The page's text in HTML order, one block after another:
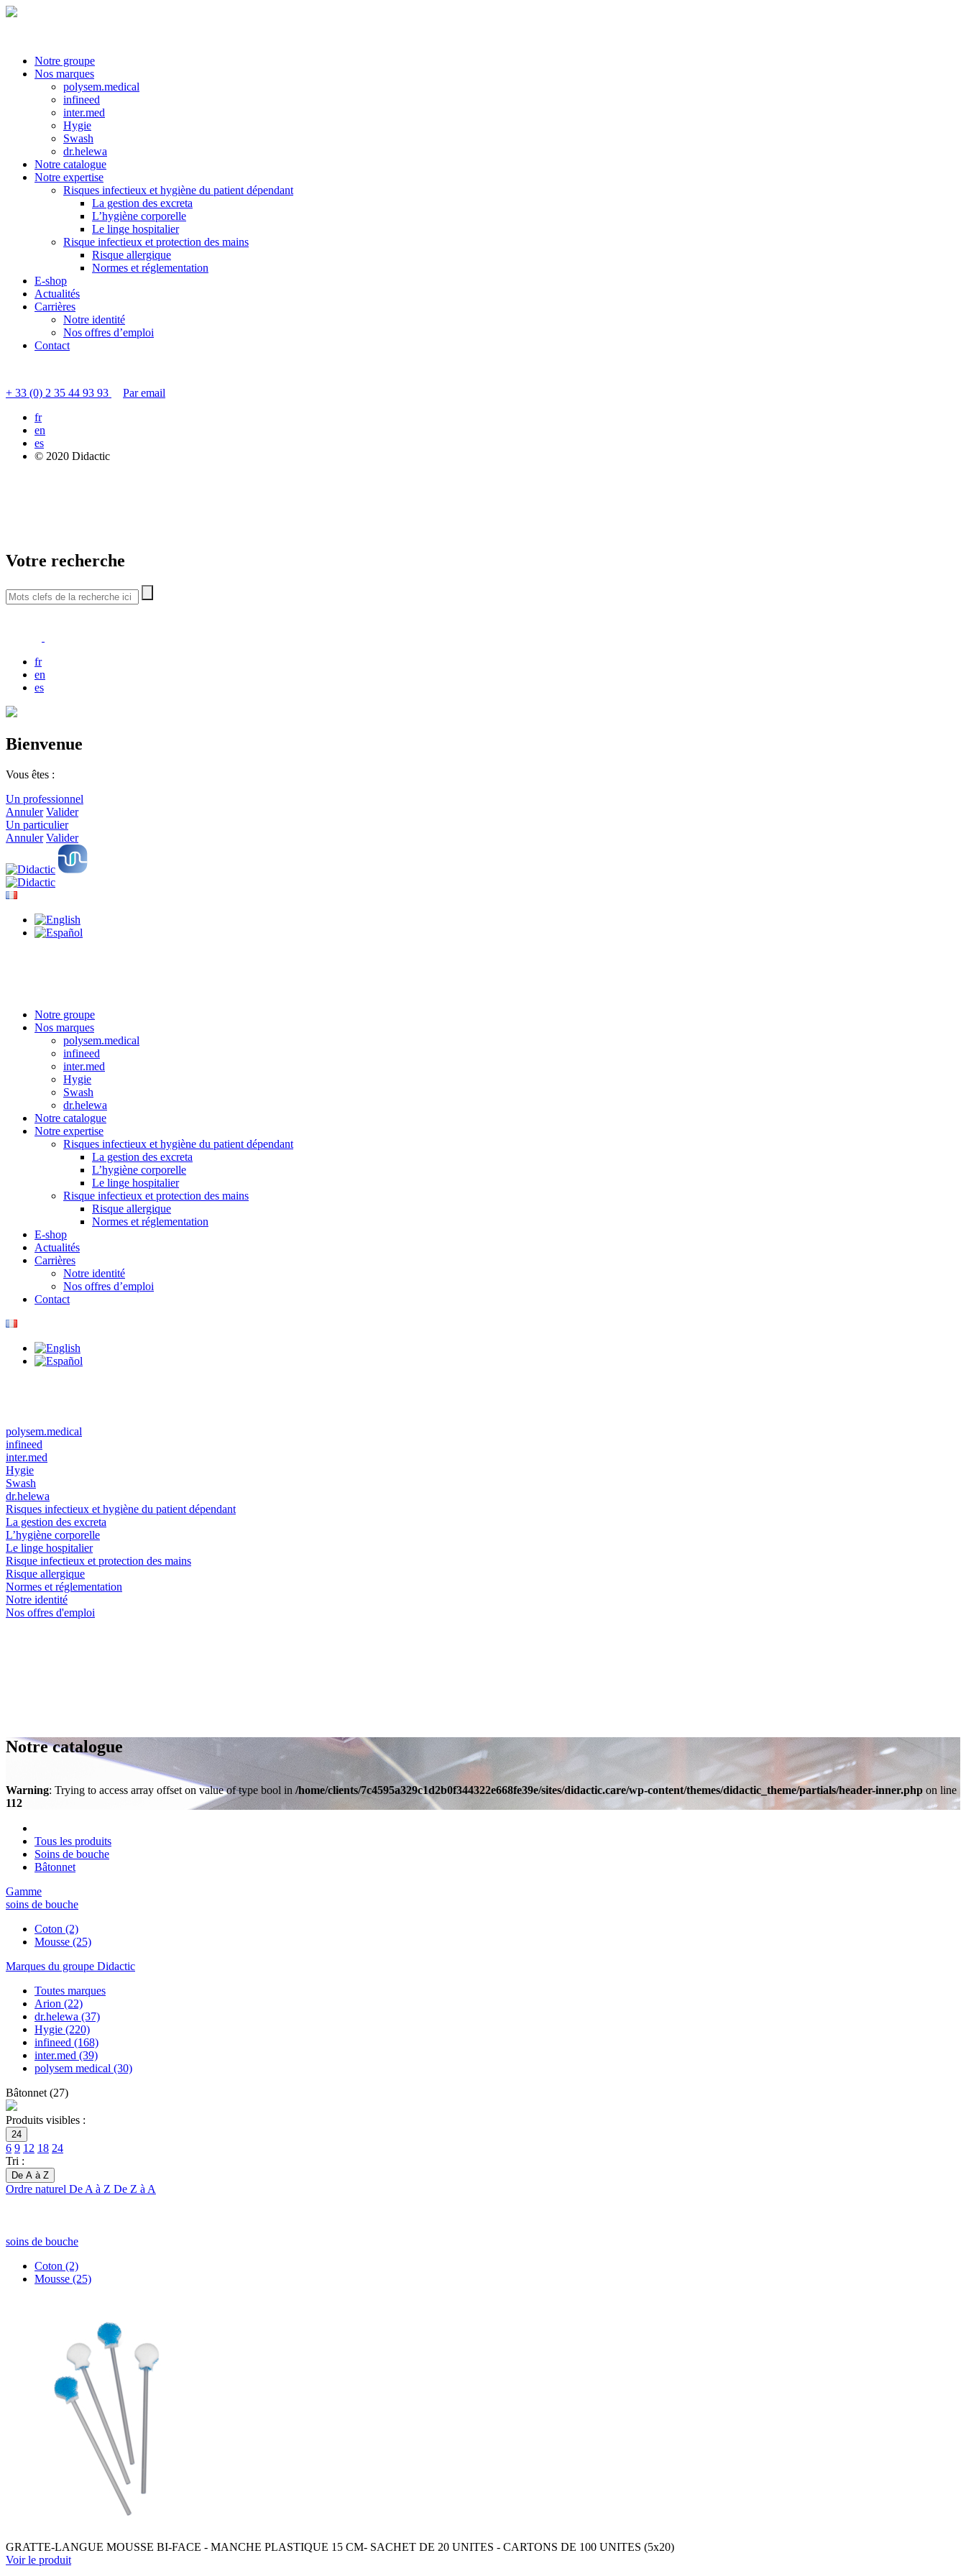
Notre groupe
Nos marques
polysem.medical
infineed
inter.med
Hygie
Swash
dr.helewa
Notre catalogue
Notre expertise
Risques infectieux et hygiène du patient dépendant
La gestion des excreta
L’hygiène corporelle
Le linge hospitalier
Risque infectieux et protection des mains
Risque allergique
Normes et réglementation
E-shop
Actualités
Carrières
Notre identité
Nos offres d’emploi
Contact
+ 33 (0) 2 35 44 93 93
Par email
fr
en
es
© 2020 Didactic
Votre recherche
fr
en
es
Bienvenue
Vous êtes :
Un professionnel
Annuler Valider
Un particulier
Annuler Valider
Notre groupe
Nos marques
polysem.medical
infineed
inter.med
Hygie
Swash
dr.helewa
Notre catalogue
Notre expertise
Risques infectieux et hygiène du patient dépendant
La gestion des excreta
L’hygiène corporelle
Le linge hospitalier
Risque infectieux et protection des mains
Risque allergique
Normes et réglementation
E-shop
Actualités
Carrières
Notre identité
Nos offres d’emploi
Contact
polysem.medical
infineed
inter.med
Hygie
Swash
dr.helewa
Risques infectieux et hygiène du patient dépendant
La gestion des excreta
L’hygiène corporelle
Le linge hospitalier
Risque infectieux et protection des mains
Risque allergique
Normes et réglementation
Notre identité
Nos offres d'emploi
Notre catalogue
Warning: Trying to access array offset on value of type bool in /home/clients/7c4595a329c1d2b0f344322e668fe39e/sites/didactic.care/wp-content/themes/didactic_theme/partials/header-inner.php on line
112
Tous les produits
Soins de bouche
Bâtonnet
Gamme
soins de bouche
Coton (2)
Mousse (25)
Marques du groupe Didactic
Toutes marques
Arion (22)
dr.helewa (37)
Hygie (220)
infineed (168)
inter.med (39)
polysem medical (30)
Bâtonnet (27)
Produits visibles :
24
6 9 12 18 24
Tri :
De A à Z
Ordre naturel De A à Z De Z à A
soins de bouche
Coton (2)
Mousse (25)
GRATTE-LANGUE MOUSSE BI-FACE - MANCHE PLASTIQUE 15 CM- SACHET DE 20 UNITES - CARTONS DE 100 UNITES (5x20)
Voir le produit